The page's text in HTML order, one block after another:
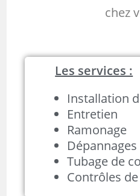
chez
Les services :
Installation
Entretien
Ramonage
Dépannages
Tubage de
Contrôles